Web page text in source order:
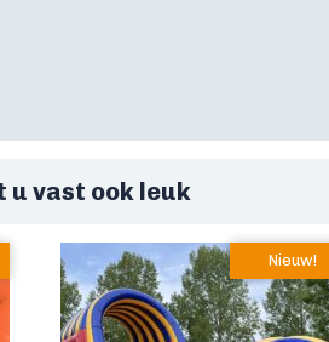
u vast ook leuk
Nieuw!